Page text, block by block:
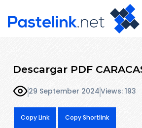
Descargar PDF
29 September 2024Views: 193
Copy Link Copy Shortlink